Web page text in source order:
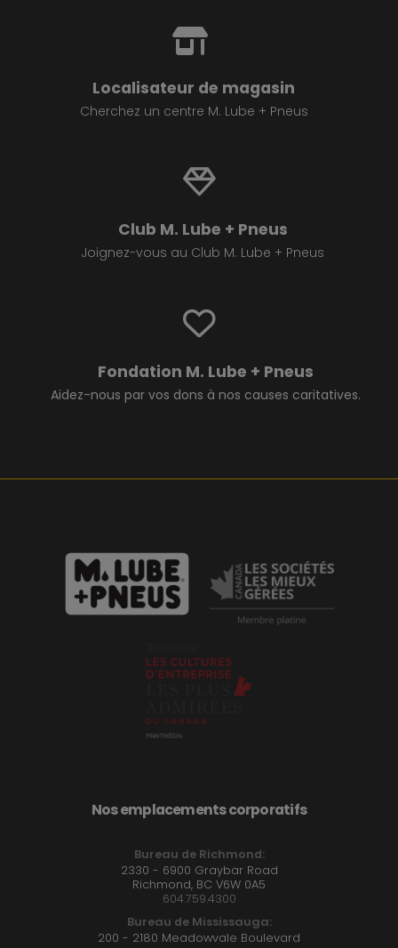
Localisateur de magasin
Cherchez un centre M. Lube + Pneus
Club M. Lube + Pneus
Joignez-vous au Club M. Lube + Pneus
Fondation M. Lube + Pneus
Aidez-nous par vos dons à nos causes caritatives.
Nos emplacements corporatifs
Bureau de Richmond:
2330 - 6900 Graybar Road
Richmond, BC V6W 0A5
604.759.4300
Bureau de Mississauga:
200 - 2180 Meadowvale Boulevard